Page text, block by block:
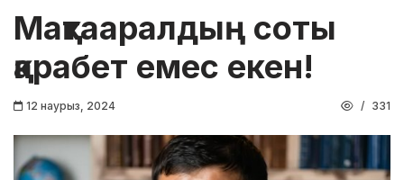
Мақтааралдың соты
қарабет емес екен!
12 наурыз, 2024 331